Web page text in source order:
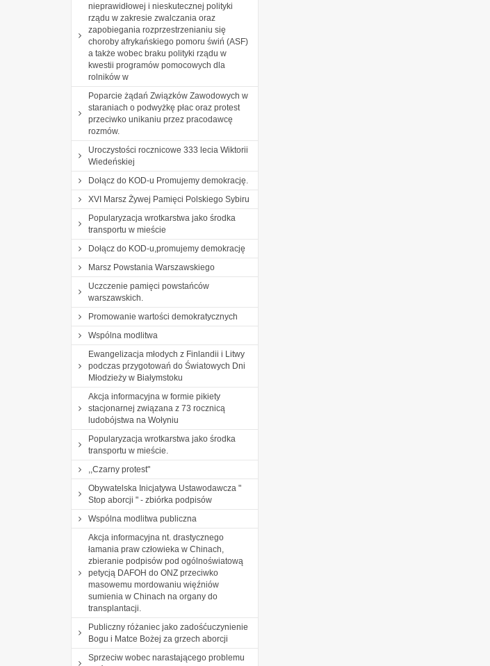
nieprawidłowej i nieskutecznej polityki
rządu w zakresie zwalczania oraz
zapobiegania rozprzestrzenianiu się
choroby afrykańskiego pomoru świń (ASF)
a także wobec braku polityki rządu w
kwestii programów pomocowych dla
rolników w
Poparcie żądań Związków Zawodowych w
staraniach o podwyżkę płac oraz protest
przeciwko unikaniu przez pracodawcę
rozmów.
Uroczystości rocznicowe 333 lecia Wiktorii
Wiedeńskiej
Dołącz do KOD-u Promujemy demokrację.
XVI Marsz Żywej Pamięci Polskiego Sybiru
Popularyzacja wrotkarstwa jako środka
transportu w mieście
Dołącz do KOD-u,promujemy demokrację
Marsz Powstania Warszawskiego
Uczczenie pamięci powstańców
warszawskich.
Promowanie wartości demokratycznych
Wspólna modlitwa
Ewangelizacja młodych z Finlandii i Litwy
podczas przygotowań do Światowych Dni
Młodzieży w Białymstoku
Akcja informacyjna w formie pikiety
stacjonarnej związana z 73 rocznicą
ludobójstwa na Wołyniu
Popularyzacja wrotkarstwa jako środka
transportu w mieście.
,,Czarny protest"
Obywatelska Inicjatywa Ustawodawcza "
Stop aborcji " - zbiórka podpisów
Wspólna modlitwa publiczna
Akcja informacyjna nt. drastycznego
łamania praw człowieka w Chinach,
zbieranie podpisów pod ogólnoświatową
petycją DAFOH do ONZ przeciwko
masowemu mordowaniu więźniów
sumienia w Chinach na organy do
transplantacji.
Publiczny różaniec jako zadośćuczynienie
Bogu i Matce Bożej za grzech aborcji
Sprzeciw wobec narastającego problemu